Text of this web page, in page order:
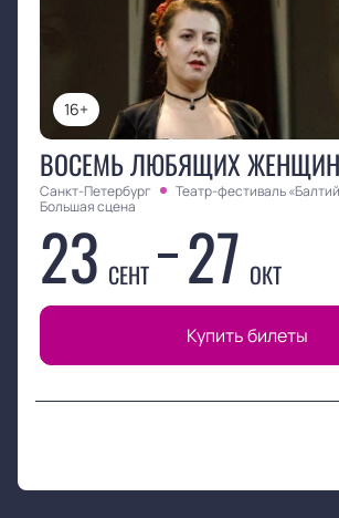
16+
ВОСЕМЬ ЛЮБЯЩИХ ЖЕНЩИН
Санкт-Петербург
Театр-фестиваль
Большая сцена
23 СЕНТ 27 ОКТ
Купить билеты